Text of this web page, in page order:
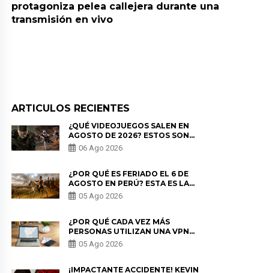
protagoniza pelea callejera durante una
transmisión en vivo
ARTICULOS RECIENTES
¿QUÉ VIDEOJUEGOS SALEN EN
AGOSTO DE 2026? ESTOS SON
LOS ESTRENOS MÁS ESPERADOS
06 Ago 2026
¿POR QUÉ ES FERIADO EL 6 DE
AGOSTO EN PERÚ? ESTA ES LA
HISTORIA
05 Ago 2026
¿POR QUÉ CADA VEZ MÁS
PERSONAS UTILIZAN UNA VPN
PARA PROTEGER SU
PRIVACIDAD?
05 Ago 2026
¡IMPACTANTE ACCIDENTE! KEVIN